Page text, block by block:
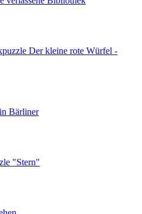
Der kleine rote Würfel -
Bärliner
"Stern"